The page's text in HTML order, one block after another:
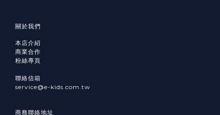
關於我們
本店介紹
商業合作
粉絲專頁
聯絡信箱
service@e-kids.com.tw
商務聯絡地址